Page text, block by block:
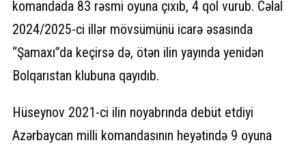
komandada 83 rəsmi oyuna çıxıb, 4 qol vurub. Cəlal
2024/2025-ci illər mövsümünü icarə əsasında
“Şamaxı”da keçirsə də, ötən ilin yayında yenidən
Bolqarıstan klubuna qayıdıb.
Hüseynov 2021-ci ilin noyabrında debüt etdiyi
Azərbaycan milli komandasının heyətində 9 oyuna